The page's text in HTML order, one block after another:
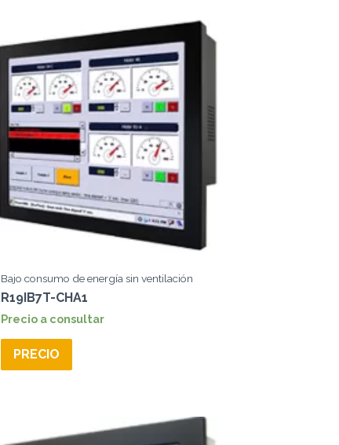
Bajo consumo de energía sin ventilación
R19IB7T-CHA1
Precio a consultar
PRECIO